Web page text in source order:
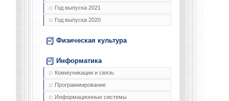
Год выпуска 2021
Год выпуска 2020
Физическая культура
Информатика
Коммуникации и связь
Программирование
Информационные системы